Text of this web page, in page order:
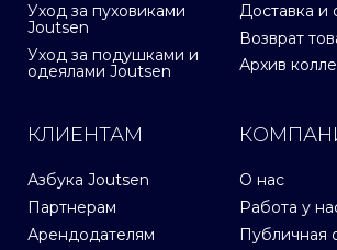
Уход за пуховиками
Joutsen
Уход за подушками и
одеялами Joutsen
Доставка и
Возврат
Архив
КЛИЕНТАМ
Азбука Joutsen
Партнерам
Арендодателям
О нас
Работа у
Публичная